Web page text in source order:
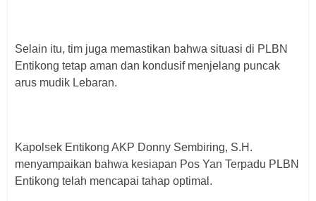
Selain itu, tim juga memastikan bahwa situasi di PLBN
Entikong tetap aman dan kondusif menjelang puncak
arus mudik Lebaran.
Kapolsek Entikong AKP Donny Sembiring, S.H.
menyampaikan bahwa kesiapan Pos Yan Terpadu PLBN
Entikong telah mencapai tahap optimal.